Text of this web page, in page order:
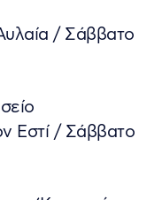
/ Σάββατο
Εστί / Σάββατο